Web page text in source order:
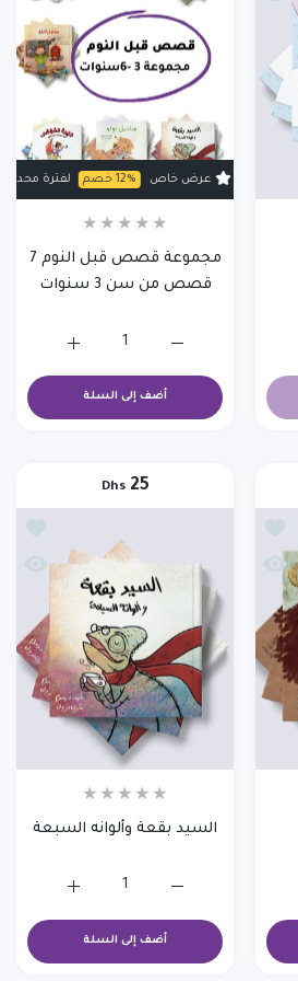
كمية أخيرًا، وجدت أمي
أمي
عرض خاص 12% خصم لفترة محدودة
مجموعة قصص قبل النوم 7
قصص من سن 3 سنوات
زيادة كمية
زيادة كمية مجموعة قصص قبل النوم 7
أضف إلى السلة
نظرة سريعة منزل صغير جداً
25
Dhs
السيد بقعة وألوانه السبعة
أضف إلى السلة